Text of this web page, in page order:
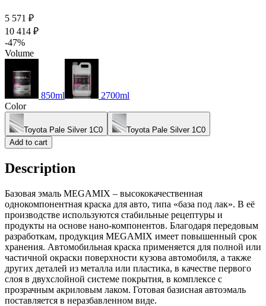
5 571 ₽
10 414 ₽
-47%
Volume
850ml
2700ml
Color
Toyota Pale Silver 1C0
Toyota Pale Silver 1C0
Add to cart
Description
Базовая эмаль MEGAMIX – высококачественная
однокомпонентная краска для авто, типа «база под лак». В её
производстве используются стабильные рецептуры и
продукты на основе нано-компонентов. Благодаря передовым
разработкам, продукция MEGAMIX имеет повышенный срок
хранения. Автомобильная краска применяется для полной или
частичной окраски поверхности кузова автомобиля, а также
других деталей из металла или пластика, в качестве первого
слоя в двухслойной системе покрытия, в комплексе с
прозрачным акриловым лаком. Готовая базисная автоэмаль
поставляется в неразбавленном виде.